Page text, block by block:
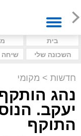
בית
השכונה שלי
שיחה
חדשות > מקומי
נהג
יעקב.
התוקף